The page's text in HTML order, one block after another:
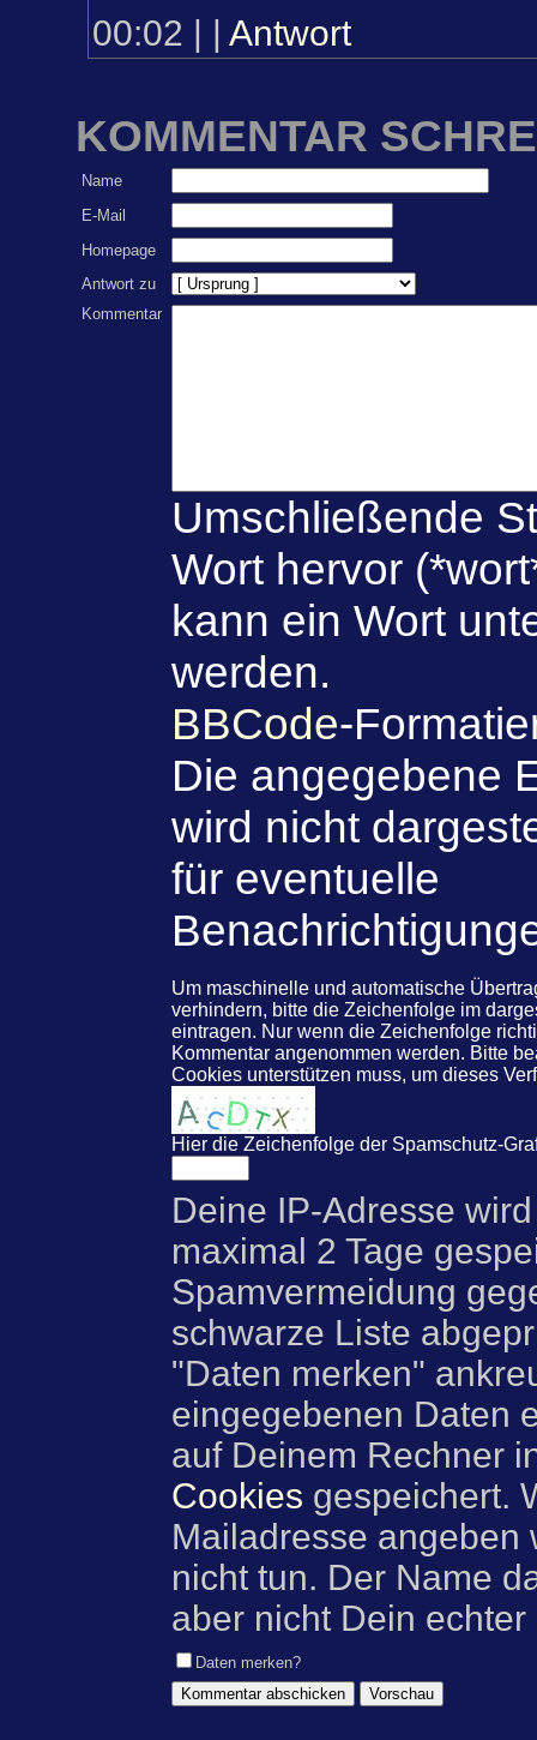
00:02
Antwort
KOMMENTAR
Name
E-Mail
Homepage
Antwort zu
Kommentar
Umschließende
Wort hervor
kann ein Wort
werden.
BBCode-
Die angegebene
wird nicht
für eventuelle
Um maschinelle und automatische
verhindern, bitte die Zeichenfolge im
eintragen. Nur wenn die Zeichenfolge
Kommentar angenommen werden. Bitte
Cookies unterstützen muss, um dieses
Hier die Zeichenfolge der Spamschutz-
Deine IP-Adresse
maximal 2 Tage
Spamvermeidung
schwarze Liste
"Daten merken"
eingegebenen Daten
auf Deinem Rechner
Cookies gespeichert.
Mailadresse angeben
nicht tun. Der Name
aber nicht Dein
Daten merken?